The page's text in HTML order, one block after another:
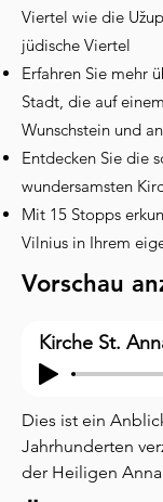
Viertel wie die
jüdische Viertel
Erfahren Sie mehr
Stadt, die auf
Wunschstein und
Entdecken Sie die
wundersamsten
Mit 15 Stopps
Vilnius in Ihrem
Vorschau
Dies ist ein
Jahrhunderten
der Heiligen